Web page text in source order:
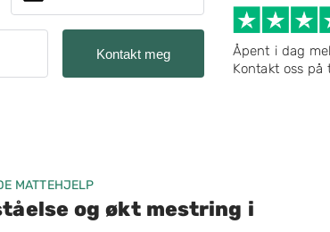
Kontakt meg
Åpent i dag
Kontakt oss
MATTEHJELP
og økt mestring i